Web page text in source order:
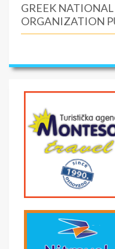
GREEK
ORGANIZATION